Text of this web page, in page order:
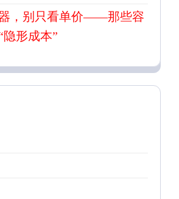
，别只看单价——那些容
形成本”